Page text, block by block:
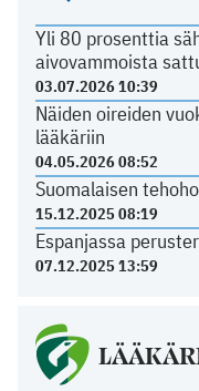
Yli 80 prosenttia
aivovammoista
03.07.2026 10:39
Näiden oireiden
lääkäriin
04.05.2026 08:52
Suomalaisen
15.12.2025 08:19
Espanjassa
07.12.2025 13:59